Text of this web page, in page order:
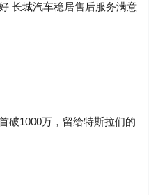
长城汽车稳居售后服务满意
破1000万，留给特斯拉们的